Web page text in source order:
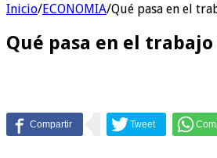
Inicio/ECONOMIA/Qué pasa en el
Qué pasa en el